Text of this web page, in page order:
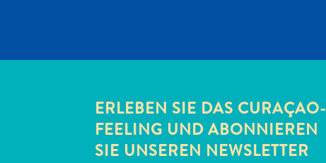
ERLEBEN SIE DAS CURAÇAO-
FEELING UND ABONNIEREN
SIE UNSEREN NEWSLETTER